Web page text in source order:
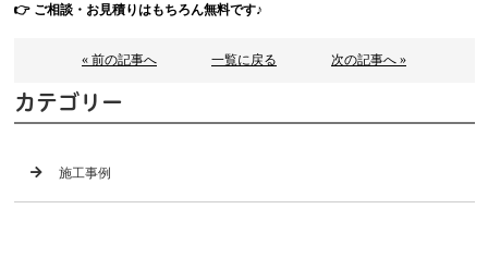
👉 ご相談・お見積りはもちろん無料です♪
« 前の記事へ 一覧に戻る 次の記事へ »
カテゴリー
施工事例